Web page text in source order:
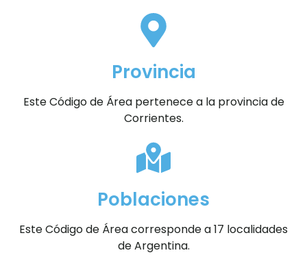
Provincia
Este Código de Área pertenece a la provincia de
Corrientes.
Poblaciones
Este Código de Área corresponde a 17 localidades
de Argentina.